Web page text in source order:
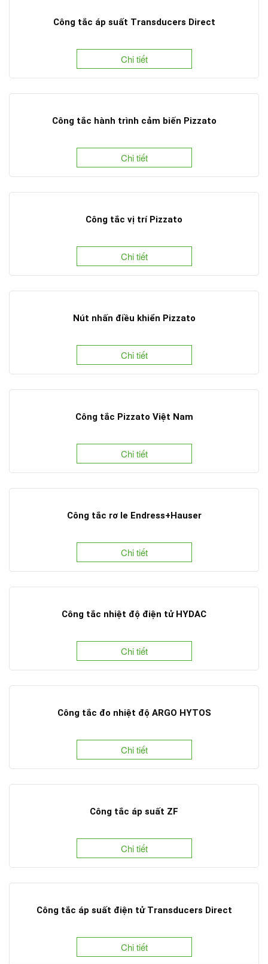
Công tắc áp suất Transducers Direct
Chi tiết
Công tắc hành trình cảm biến Pizzato
Chi tiết
Công tắc vị trí Pizzato
Chi tiết
Nút nhấn điều khiển Pizzato
Chi tiết
Công tắc Pizzato Việt Nam
Chi tiết
Công tắc rơ le Endress+Hauser
Chi tiết
Công tắc nhiệt độ điện tử HYDAC
Chi tiết
Công tắc đo nhiệt độ ARGO HYTOS
Chi tiết
Công tắc áp suất ZF
Chi tiết
Công tắc áp suất điện tử Transducers Direct
Chi tiết